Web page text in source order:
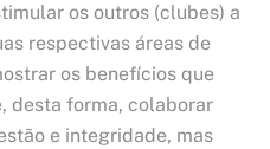
os outros (clubes) a
respectivas áreas de
os benefícios que
desta forma, colaborar
e integridade, mas